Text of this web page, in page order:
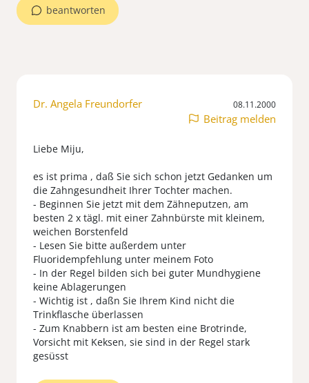
beantworten
Dr. Angela Freundorfer 08.11.2000
Beitrag melden
Liebe Miju,
es ist prima , daß Sie sich schon jetzt Gedanken um
die Zahngesundheit Ihrer Tochter machen.
- Beginnen Sie jetzt mit dem Zähneputzen, am
besten 2 x tägl. mit einer Zahnbürste mit kleinem,
weichen Borstenfeld
- Lesen Sie bitte außerdem unter
Fluoridempfehlung unter meinem Foto
- In der Regel bilden sich bei guter Mundhygiene
keine Ablagerungen
- Wichtig ist , daßn Sie Ihrem Kind nicht die
Trinkflasche überlassen
- Zum Knabbern ist am besten eine Brotrinde,
Vorsicht mit Keksen, sie sind in der Regel stark